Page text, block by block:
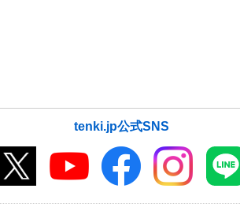
tenki.jp公式SNS